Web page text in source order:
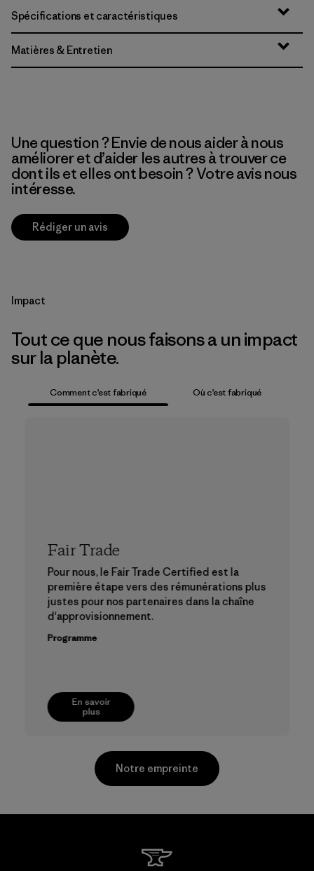
Spécifications et caractéristiques
Matières & Entretien
Une question ? Envie de nous aider à nous
améliorer et d’aider les autres à trouver ce
dont ils et elles ont besoin ? Votre avis nous
intéresse.
Rédiger un avis
Impact
Tout ce que nous faisons a un impact
sur la planète.
Comment c’est fabriqué Où c’est fabriqué
En savoir
plus
Fair Trade
Pour nous, le Fair Trade Certified est la
première étape vers des rémunérations plus
justes pour nos partenaires dans la chaîne
d'approvisionnement.
Programme
Notre empreinte